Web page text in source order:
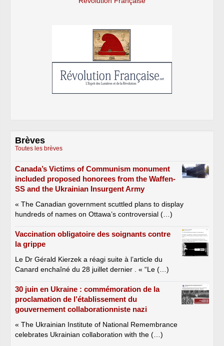
Brèves
Toutes les brèves
Canada’s Victims of Communism monument
included proposed honorees from the Waffen-
SS and the Ukrainian Insurgent Army
« The Canadian government scuttled plans to display
hundreds of names on Ottawa’s controversial (…)
Vaccination obligatoire des soignants contre
la grippe
Le Dr Gérald Kierzek a réagi suite à l’article du
Canard enchaîné du 28 juillet dernier . « “Le (…)
30 juin en Ukraine : commémoration de la
proclamation de l’établissement du
gouvernement collaborationniste nazi
« The Ukrainian Institute of National Remembrance
celebrates Ukrainian collaboration with the (…)